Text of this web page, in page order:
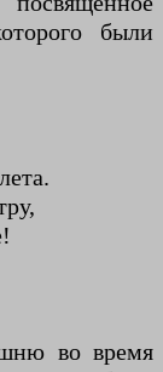
были
во время